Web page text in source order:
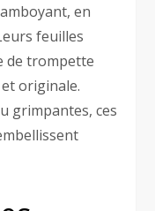
en
feuilles
de trompette
originale.
grimpantes, ces